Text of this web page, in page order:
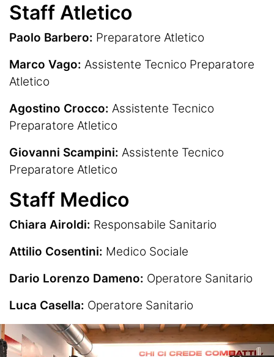
Staff Atletico
Paolo Barbero: Preparatore Atletico
Marco Vago: Assistente Tecnico Preparatore
Atletico
Agostino Crocco: Assistente Tecnico
Preparatore Atletico
Giovanni Scampini: Assistente Tecnico
Preparatore Atletico
Staff Medico
Chiara Airoldi: Responsabile Sanitario
Attilio Cosentini: Medico Sociale
Dario Lorenzo Dameno: Operatore Sanitario
Luca Casella: Operatore Sanitario